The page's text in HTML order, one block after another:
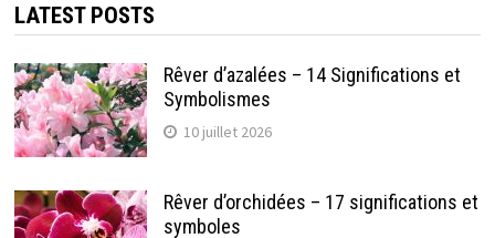
LATEST POSTS
Rêver d’azalées – 14 Significations et
Symbolismes
10 juillet 2026
Rêver d’orchidées – 17 significations et
symboles